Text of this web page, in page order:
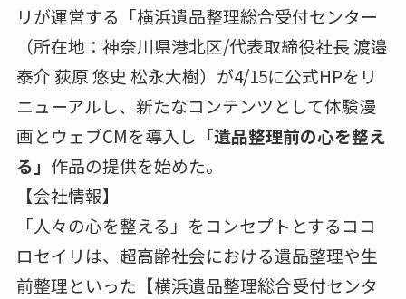
リが運営する「横浜遺品整理総合受付センター
（所在地：神奈川県港北区/代表取締役社長 渡邉
泰介 荻原 悠史 松永大樹）が4/15に公式HPをリ
ニューアルし、新たなコンテンツとして体験漫
画とウェブCMを導入し 「遺品整理前の心を整え
る」 作品の提供を始めた。
【会社情報】
「人々の心を整える」をコンセプトとするココ
ロセイリは、超高齢社会における遺品整理や生
前整理といった【横浜遺品整理総合受付センタ